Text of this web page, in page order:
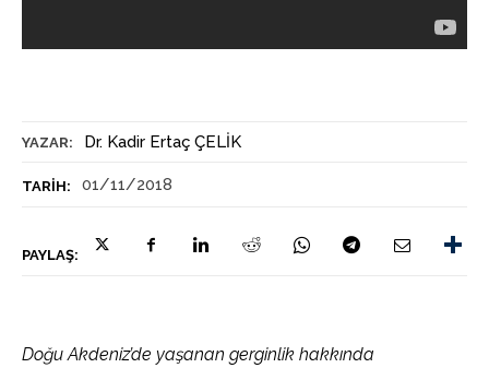
YAZAR: Dr. Kadir Ertaç ÇELİK
TARIH: 01/11/2018
PAYLAŞ:
Doğu Akdeniz’de yaşanan gerginlik hakkında